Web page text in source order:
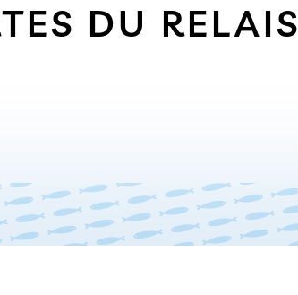
DU RELAIS